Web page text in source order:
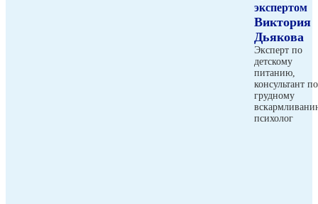
экспертом
Виктория
Дьякова
Эксперт по
детскому
питанию,
консультант по
грудному
психолог